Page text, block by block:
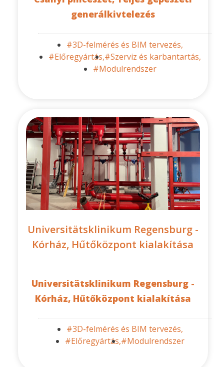
generálkivtelezés
#3D-felmérés és BIM tervezés,
#Előregyártás,#Szerviz és karbantartás,
#Modulrendszer
Universitätsklinikum Regensburg -
Kórház, Hűtőközpont kialakítása
Universitätsklinikum Regensburg -
Kórház, Hűtőközpont kialakítása
#3D-felmérés és BIM tervezés,
#Előregyártás,#Modulrendszer